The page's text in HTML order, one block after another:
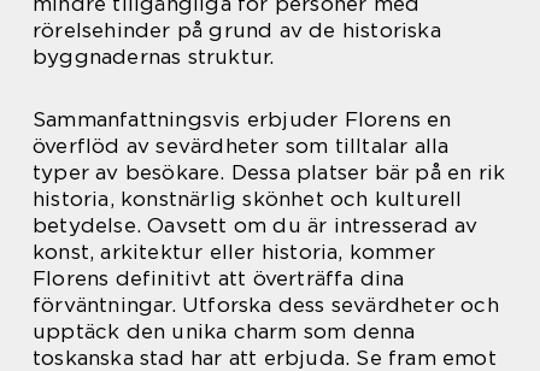
rörelsehinder på grund av de historiska
byggnadernas struktur.
Sammanfattningsvis erbjuder Florens en
överflöd av sevärdheter som tilltalar alla
typer av besökare. Dessa platser bär på en rik
historia, konstnärlig skönhet och kulturell
betydelse. Oavsett om du är intresserad av
konst, arkitektur eller historia, kommer
Florens definitivt att överträffa dina
förväntningar. Utforska dess sevärdheter och
upptäck den unika charm som denna
toskanska stad har att erbjuda. Se fram emot